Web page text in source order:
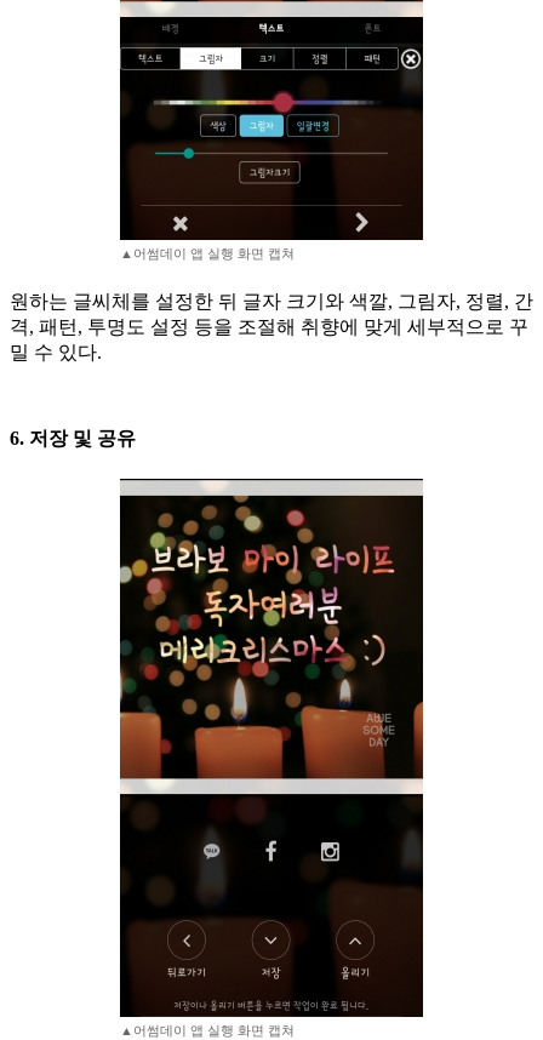
▲어썸데이 앱 실행 화면 캡쳐
원하는 글씨체를 설정한 뒤 글자 크기와 색깔, 그림자, 정렬, 간
격, 패턴, 투명도 설정 등을 조절해 취향에 맞게 세부적으로 꾸
밀 수 있다.
6. 저장 및 공유
▲어썸데이 앱 실행 화면 캡쳐